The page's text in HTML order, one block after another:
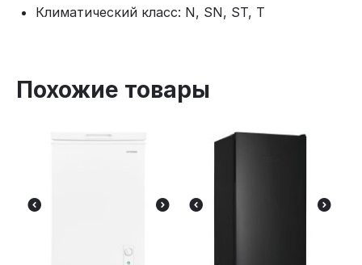
Климатический класс: N, SN, ST, T
Похожие товары